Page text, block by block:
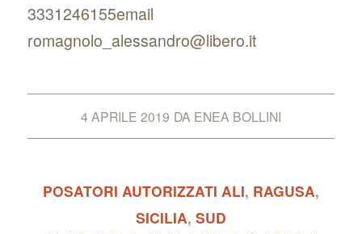
3331246155email
romagnolo_alessandro@libero.it
4 APRILE 2019 DA ENEA BOLLINI
POSATORI AUTORIZZATI ALI, RAGUSA,
SICILIA, SUD